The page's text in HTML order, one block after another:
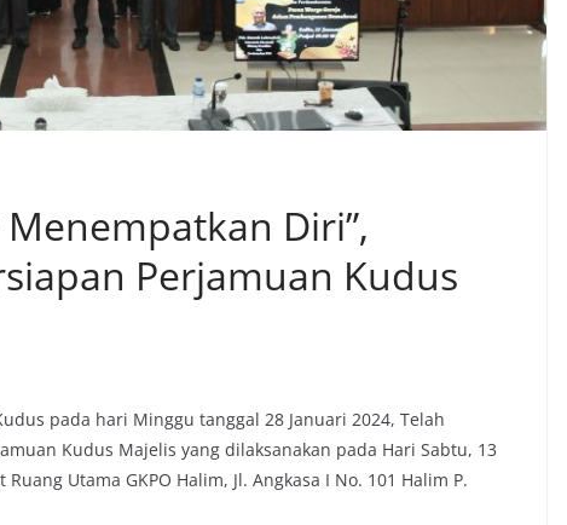
Diri”,
Perjamuan Kudus
pada hari Minggu tanggal 28 Januari 2024, Telah
Kudus Majelis yang dilaksanakan pada Hari Sabtu, 13
Utama GKPO Halim, Jl. Angkasa I No. 101 Halim P.